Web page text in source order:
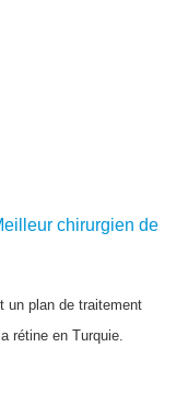
un plan de traitement
rétine en Turquie.